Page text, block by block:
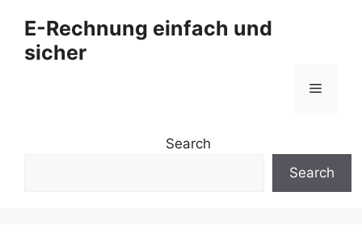
Inhalt
springen
E-Rechnung einfach und
sicher
Menü
Search
Search